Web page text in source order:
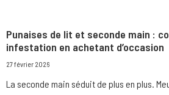
Punaises de lit et seconde main :
infestation en achetant d’occasion
27 février 2026
La seconde main séduit de plus en plus.